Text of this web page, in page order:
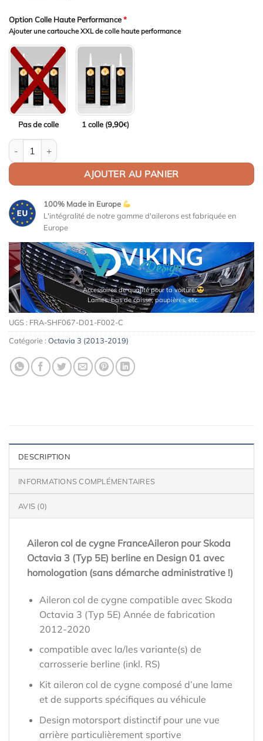
Option Colle Haute Performance*
Ajouter une cartouche XXL de colle haute performance
Pas de colle 1 colle (9,90€)
quantité de Aileron Col de cygne V1 pour Skoda Octavia 3
AJOUTER AU PANIER
100% Made in Europe
L'intégralité de notre gamme d'ailerons est fabriquée en
Europe
Maquettes de moteurs Premium
UGS : FRA-SHF067-D01-F002-C
Catégorie : Octavia 3 (2013-2019)
DESCRIPTION
INFORMATIONS COMPLÉMENTAIRES
AVIS (0)
Aileron col de cygne FranceAileron pour Skoda
Octavia 3 (Typ 5E) berline en Design 01 avec
homologation (sans démarche administrative !)
Aileron col de cygne compatible avec Skoda
Octavia 3 (Typ 5E) Année de fabrication
2012-2020
compatible avec la/les variante(s) de
carrosserie berline (inkl. RS)
Kit aileron col de cygne composé d’une lame
et de supports spécifiques au véhicule
Design motorsport distinctif pour une vue
arrière particulièrement sportive